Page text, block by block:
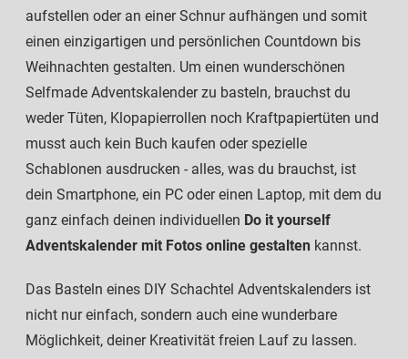
aufstellen oder an einer Schnur aufhängen und somit
einen einzigartigen und persönlichen Countdown bis
Weihnachten gestalten. Um einen wunderschönen
Selfmade Adventskalender zu basteln, brauchst du
weder Tüten, Klopapierrollen noch Kraftpapiertüten und
musst auch kein Buch kaufen oder spezielle
Schablonen ausdrucken - alles, was du brauchst, ist
dein Smartphone, ein PC oder einen Laptop, mit dem du
ganz einfach deinen individuellen Do it yourself
Adventskalender mit Fotos online gestalten kannst.
Das Basteln eines DIY Schachtel Adventskalenders ist
nicht nur einfach, sondern auch eine wunderbare
Möglichkeit, deiner Kreativität freien Lauf zu lassen.